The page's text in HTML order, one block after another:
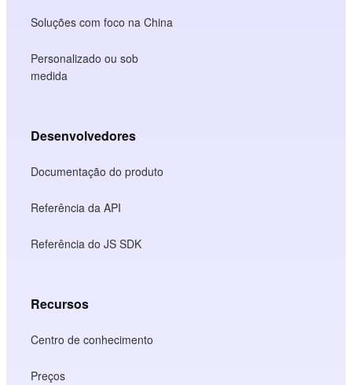
Soluções com foco na China
Personalizado ou sob
medida
Desenvolvedores
Documentação do produto
Referência da API
Referência do JS SDK
Recursos
Centro de conhecimento
Preços